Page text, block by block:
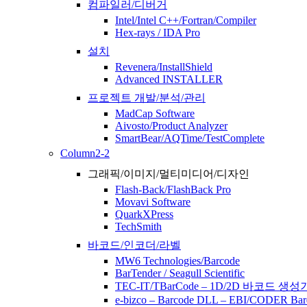
컴파일러/디버거
Intel/Intel C++/Fortran/Compiler
Hex-rays / IDA Pro
설치
Revenera/InstallShield
Advanced INSTALLER
프로젝트 개발/분석/관리
MadCap Software
Aivosto/Product Analyzer
SmartBear/AQTime/TestComplete
Column2-2
그래픽/이미지/멀티미디어/디자인
Flash-Back/FlashBack Pro
Movavi Software
QuarkXPress
TechSmith
바코드/인코더/라벨
MW6 Technologies/Barcode
BarTender / Seagull Scientific
TEC-IT/TBarCode – 1D/2D 바코드 생성기
e-bizco – Barcode DLL – EBI/CODER